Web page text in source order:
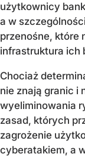
użytkownicy
a w
przenośne, które
infrastruktura ich
Chociaż
nie znają granic i
wyeliminowania
zasad, których
zagrożenie
cyberatakiem, a